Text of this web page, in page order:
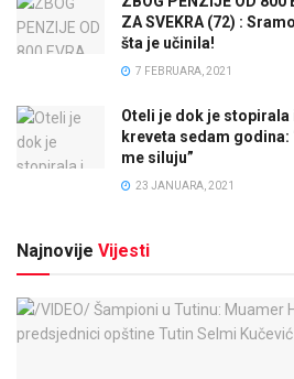
ZA SVEKRA (72) :
šta je učinila!
7 FEBRUARA, 2021
Oteli je dok je
kreveta sedam
me siluju”
23 JANUARA, 2021
Najnovije Vijesti